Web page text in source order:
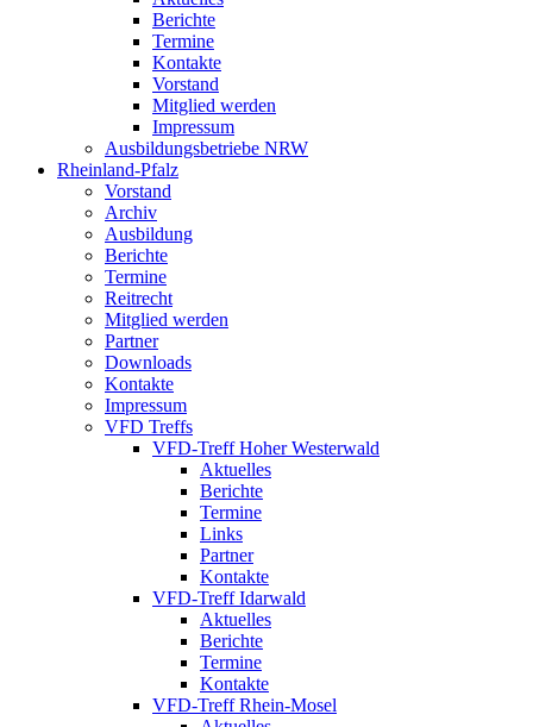
Berichte
Termine
Kontakte
Vorstand
Mitglied werden
Impressum
Ausbildungsbetriebe NRW
Rheinland-Pfalz
Vorstand
Archiv
Ausbildung
Berichte
Termine
Reitrecht
Mitglied werden
Partner
Downloads
Kontakte
Impressum
VFD Treffs
VFD-Treff Hoher Westerwald
Aktuelles
Berichte
Termine
Links
Partner
Kontakte
VFD-Treff Idarwald
Aktuelles
Berichte
Termine
Kontakte
VFD-Treff Rhein-Mosel